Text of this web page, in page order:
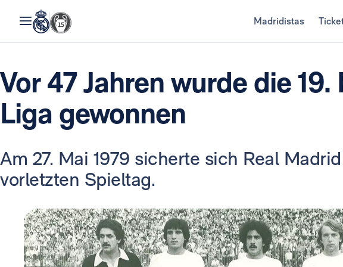
Madridistas
Vor 47 Jahren wurde die
Liga gewonnen
Am 27. Mai 1979 sicherte sich Real
vorletzten Spieltag.